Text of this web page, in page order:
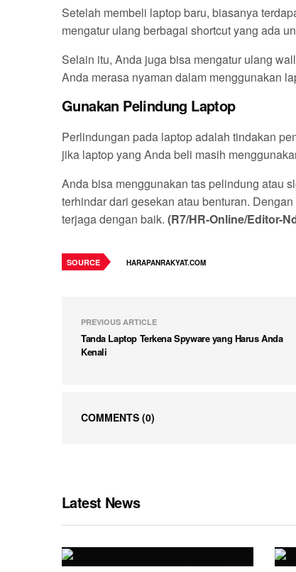
Setelah membeli laptop baru, biasanya
mengatur ulang berbagai shortcut yang ada
Selain itu, Anda juga bisa mengatur ulang
Anda merasa nyaman dalam menggunakan
Gunakan Pelindung Laptop
Perlindungan pada laptop adalah tindakan
jika laptop yang Anda beli masih
Anda bisa menggunakan tas pelindung atau
terhindar dari gesekan atau benturan.
terjaga dengan baik.(R7/HR-Online/Editor-
SOURCE HARAPANRAKYAT.COM
PREVIOUS ARTICLE
Tanda Laptop Terkena Spyware yang Harus Anda
Kenali
COMMENTS (0)
Latest News